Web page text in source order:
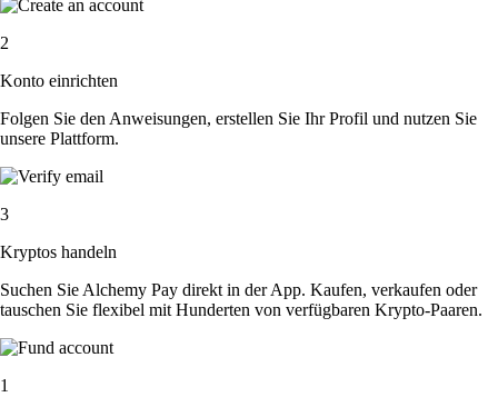
2
Konto einrichten
Folgen Sie den Anweisungen, erstellen Sie Ihr Profil und nutzen Sie
unsere Plattform.
3
Kryptos handeln
Suchen Sie Alchemy Pay direkt in der App. Kaufen, verkaufen oder
tauschen Sie flexibel mit Hunderten von verfügbaren Krypto-Paaren.
1